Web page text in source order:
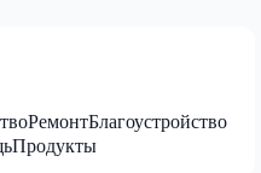
РемонтБлагоустройство
Продукты